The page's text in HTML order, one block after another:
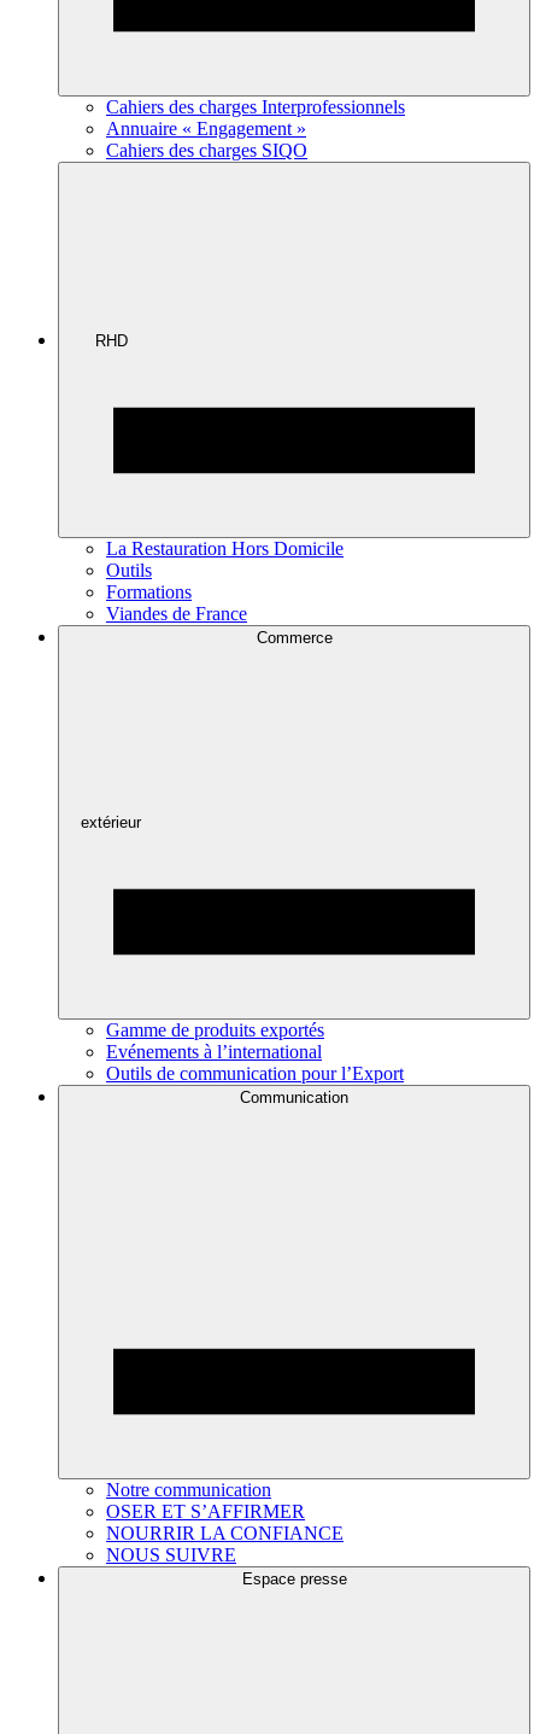
Cahiers des charges Interprofessionnels
Annuaire « Engagement »
Cahiers des charges SIQO
RHD
La Restauration Hors Domicile
Outils
Formations
Viandes de France
Commerce
extérieur
Gamme de produits exportés
Evénements à l’international
Outils de communication pour l’Export
Communication
Notre communication
OSER ET S’AFFIRMER
NOURRIR LA CONFIANCE
NOUS SUIVRE
Espace presse